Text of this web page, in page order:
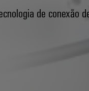
de conexão